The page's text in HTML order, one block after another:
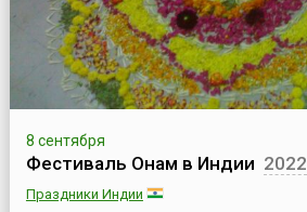
8 сентября
Фестиваль Онам в Индии 2022
Праздники Индии